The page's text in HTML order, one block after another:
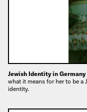
Jewish Identity in Germany
what it means for her to be a
identity.